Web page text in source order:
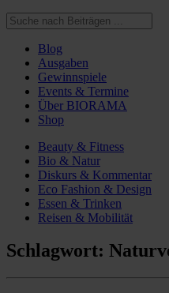
Blog
Ausgaben
Gewinnspiele
Events & Termine
Über BIORAMA
Shop
Beauty & Fitness
Bio & Natur
Diskurs & Kommentar
Eco Fashion & Design
Essen & Trinken
Reisen & Mobilität
Schlagwort: